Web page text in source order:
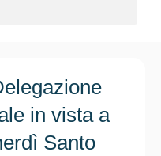
in vista a
Santo